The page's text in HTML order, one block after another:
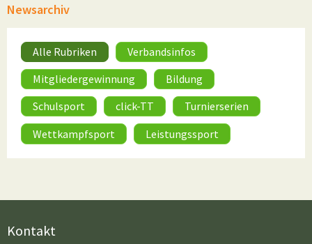
Newsarchiv
Alle Rubriken
Verbandsinfos
Mitgliedergewinnung
Bildung
Schulsport
click-TT
Turnierserien
Wettkampfsport
Leistungssport
Kontakt